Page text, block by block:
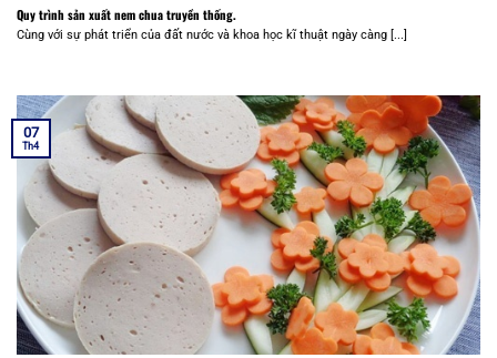
Quy trình sản xuất nem chua truyền thống.
Cùng với sự phát triển của đất nước và khoa học kĩ thuật ngày càng [...]
07
Th4